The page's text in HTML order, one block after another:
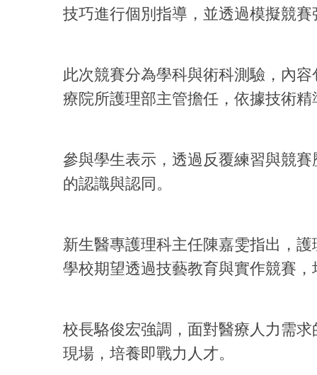
技巧進行個別指導，並透過模擬競
此次競賽分為學科與術科測驗，內
療院所護理部主管擔任，依據技術
參與學生表示，透過反覆練習與競
的認識與認同。
新生醫專護理科主任陳嘉雯指出，
學校期望透過技藝教育與實作競賽
校長駱俊宏強調，面對醫療人力需
現場，培養即戰力人才。